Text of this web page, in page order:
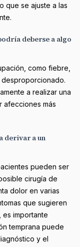
que se ajuste a las
deberse a algo
como fiebre,
a realizar una
afecciones más
derivar a un
pueden ser
cirugía de
dolor en varias
que sugieren
es importante
temprana puede
y el